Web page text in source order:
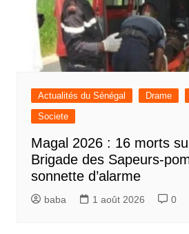
Actualités du Sénégal Drame
Societe
Magal 2026 : 16 morts
Brigade des Sapeurs-
sonnette d’alarme
baba 1 août 2026 0